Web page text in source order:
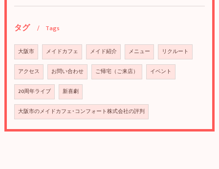
タグ Tags
大阪市 メイドカフェ メイド紹介 メニュー リクルート
アクセス お問い合わせ ご帰宅（ご来店） イベント
20周年ライブ 新喜劇
大阪市のメイドカフェ･コンフォート株式会社の評判